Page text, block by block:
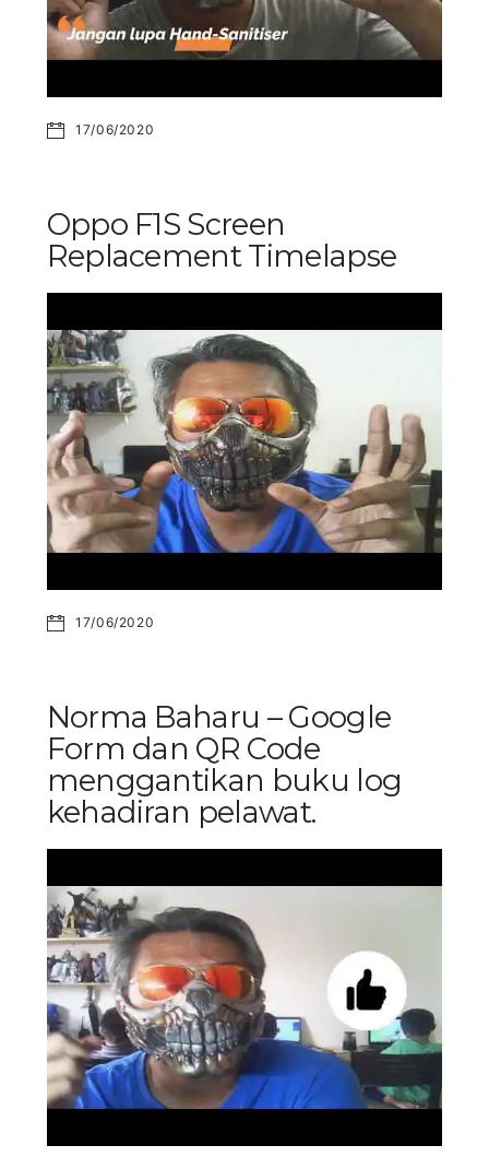
17/06/2020
Oppo F1S Screen
Replacement Timelapse
17/06/2020
Norma Baharu – Google
Form dan QR Code
menggantikan buku log
kehadiran pelawat.